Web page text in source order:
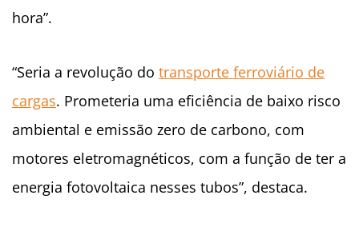
hora”.
“Seria a revolução do transporte ferroviário de
cargas. Prometeria uma eficiência de baixo risco
ambiental e emissão zero de carbono, com
motores eletromagnéticos, com a função de ter a
energia fotovoltaica nesses tubos”, destaca.